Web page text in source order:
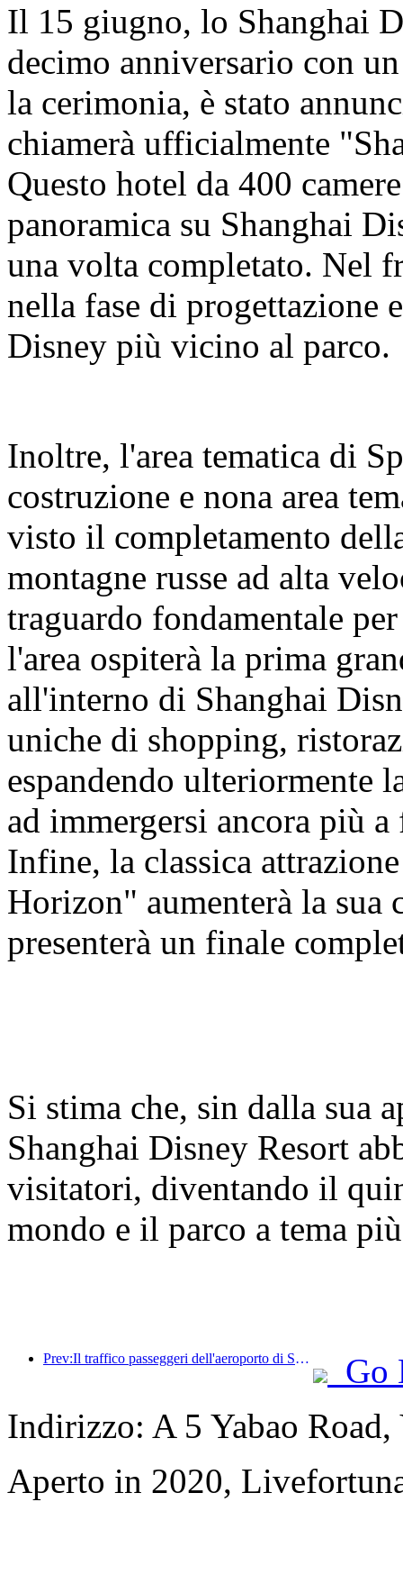
Il 15 giugno, lo Shanghai
decimo anniversario con
la cerimonia, è stato
chiamerà ufficialmente
Questo hotel da 400
panoramica su Shanghai
una volta completato. Nel
nella fase di progettazione
Disney più vicino al parco.
Inoltre, l'area tematica di
costruzione e nona area
visto il completamento
montagne russe ad alta
traguardo fondamentale
l'area ospiterà la prima
all'interno di Shanghai
uniche di shopping,
espandendo ulteriormente
ad immergersi ancora più
Infine, la classica
Horizon" aumenterà la sua
presenterà un finale
Si stima che, sin dalla sua
Shanghai Disney Resort
visitatori, diventando il
mondo e il parco a tema
Prev:Il traffico passeggeri dell'aeroporto di Shenzhen ha superato i 3 milioni quest'anno, stabilendo un nuovo record per lo stesso periodo.
Go
Indirizzo: A 5 Yabao Road,
Aperto in 2020,